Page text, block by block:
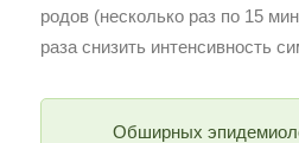
родов (несколько раз по 15
раза снизить интенсивность
Обширных